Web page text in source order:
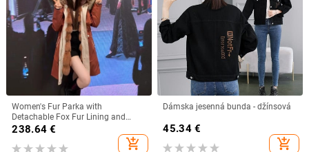
Women's Fur Parka with
Detachable Fox Fur Lining and
Large Raccoon Fur Collar
238.64 €
add_shopping_cart
Dámska jesenná bunda - džínsová
45.34€
add_shopping_cart